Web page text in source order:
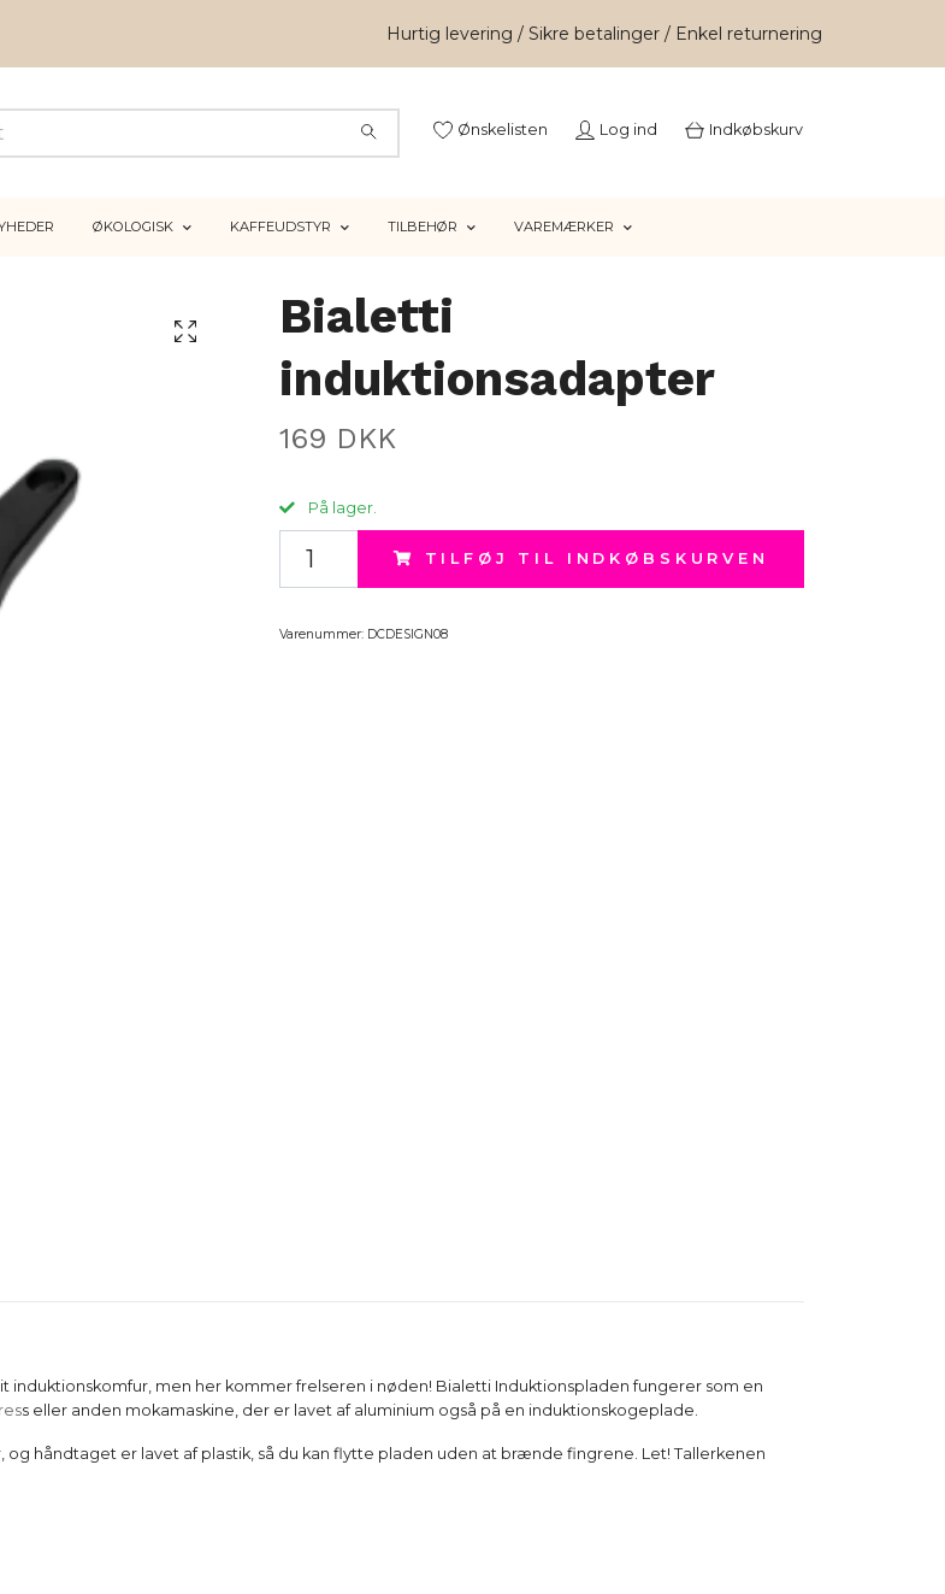
Hurtig levering / Sikre betalinger / Enkel returnering
Ønskelisten Log ind Indkøbskurv
ØKOLOGISK KAFFEUDSTYR TILBEHØR VAREMÆRKER
Bialetti
induktionsadapter
169 DKK
På lager.
TILFØJ TIL INDKØBSKURVEN
Varenummer: DCDESIGN08
induktionskomfur, men her kommer frelseren i nøden! Bialetti Induktionspladen fungerer som en
s eller anden mokamaskine, der er lavet af aluminium også på en induktionskogeplade.
håndtaget er lavet af plastik, så du kan flytte pladen uden at brænde fingrene. Let! Tallerkenen